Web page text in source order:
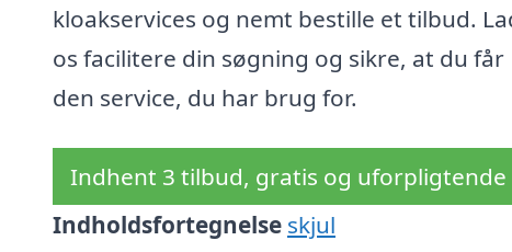
kloakservices og nemt bestille et tilbud.
os facilitere din søgning og sikre, at du får
den service, du har brug for.
Indhent 3 tilbud, gratis og uforpligtende
Indholdsfortegnelse skjul